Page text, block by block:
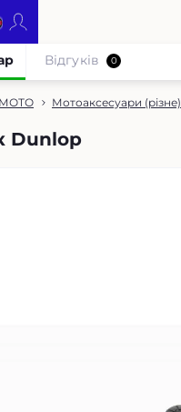
Мотоаксесуари (різне)
Dunlop
Відгуків 0